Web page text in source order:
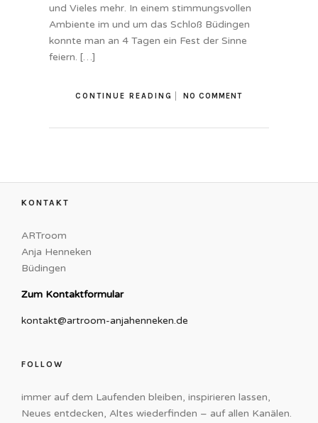
und Vieles mehr. In einem stimmungsvollen
Ambiente im und um das Schloß Büdingen
konnte man an 4 Tagen ein Fest der Sinne
feiern. […]
CONTINUE READING NO COMMENT
KONTAKT
ARTroom
Anja Henneken
Büdingen
Zum Kontaktformular
kontakt@artroom-anjahenneken.de
FOLLOW
immer auf dem Laufenden bleiben, inspirieren lassen,
Neues entdecken, Altes wiederfinden – auf allen Kanälen.